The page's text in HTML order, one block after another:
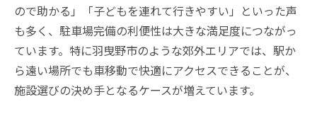
ので助かる」「子どもを連れて行きやすい」といった声
も多く、駐車場完備の利便性は大きな満足度につながっ
ています。特に羽曳野市のような郊外エリアでは、駅か
ら遠い場所でも車移動で快適にアクセスできることが、
施設選びの決め手となるケースが増えています。